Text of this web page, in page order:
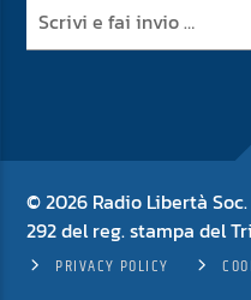
© 2026 Radio Libertà
292 del reg. stampa del
PRIVACY POLICY